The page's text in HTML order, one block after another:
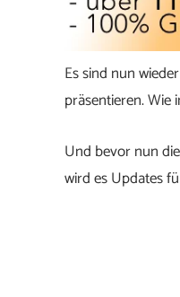
Es sind nun
präsentieren. Wie
Und bevor nun
wird es Updates